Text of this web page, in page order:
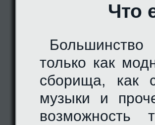
Что
Большинство
только как
сборища, как
музыки и
возможность